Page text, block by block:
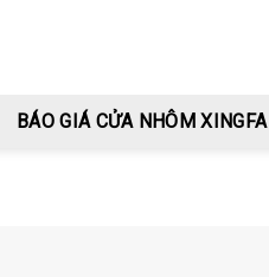
BÁO GIÁ CỬA NHÔM XINGFA